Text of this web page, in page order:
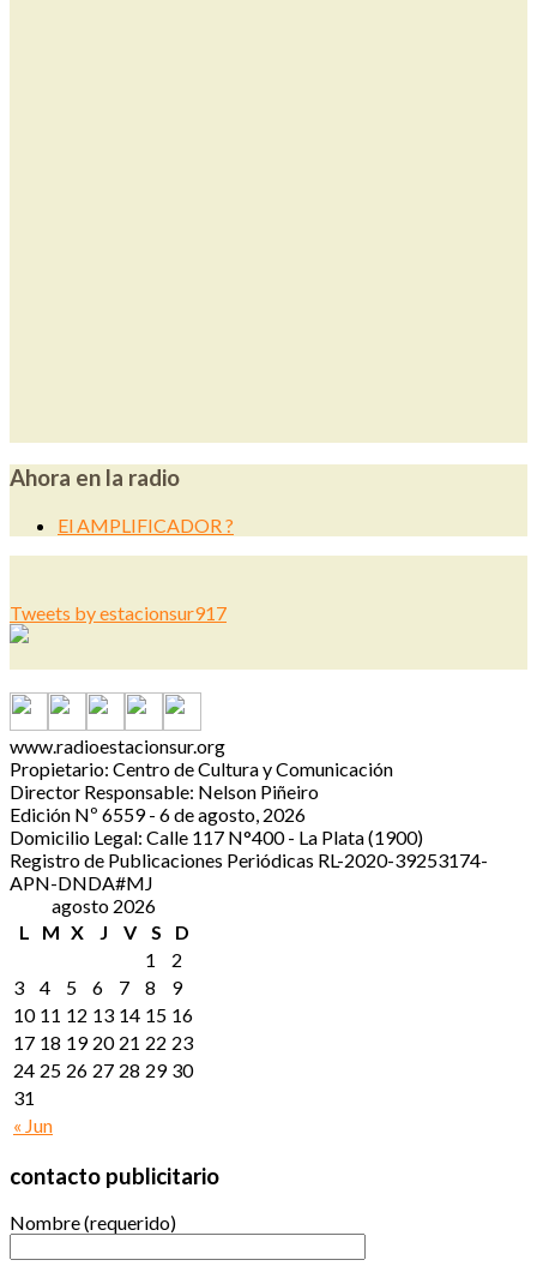
Ahora en la radio
El AMPLIFICADOR ?
Tweets by estacionsur917
www.radioestacionsur.org
Propietario: Centro de Cultura y Comunicación
Director Responsable: Nelson Piñeiro
Edición Nº 6559 - 6 de agosto, 2026
Domicilio Legal: Calle 117 N°400 - La Plata (1900)
Registro de Publicaciones Periódicas RL-2020-39253174-
APN-DNDA#MJ
agosto 2026
L
M X J V S D
« Jun
1
2
3
4 5 6 7 8
9
10 11 12 13 14 15 16
17 18 19 20 21 22 23
24 25 26 27 28 29 30
31
contacto publicitario
Nombre (requerido)